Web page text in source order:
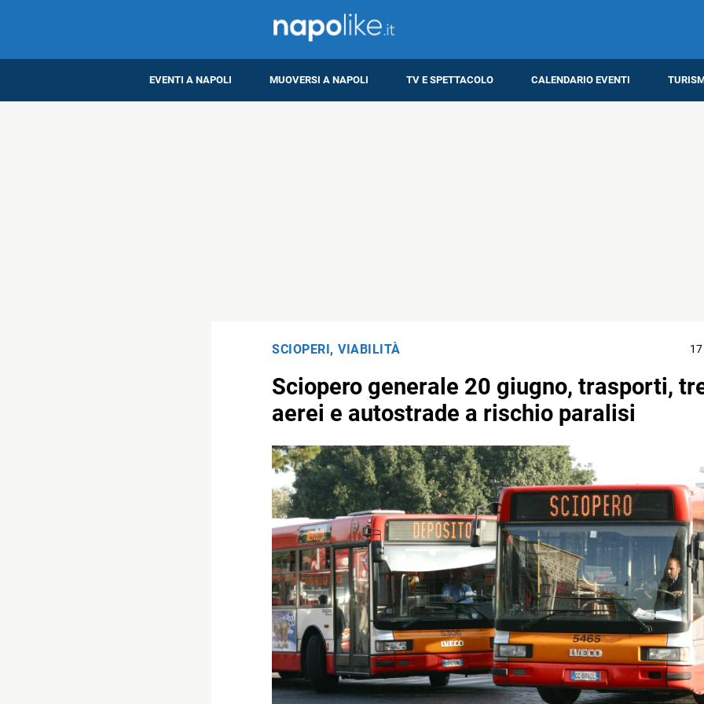
EVENTI A NAPOLI MUOVERSI A NAPOLI TV E SPETTACOLO CALENDARIO EVENTI
SCIOPERI , VIABILITÀ
Sciopero generale 20 giugno, trasporti,
aerei e autostrade a rischio paralisi